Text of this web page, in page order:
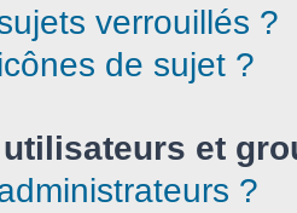
verrouillés ?
de sujet ?
et
?